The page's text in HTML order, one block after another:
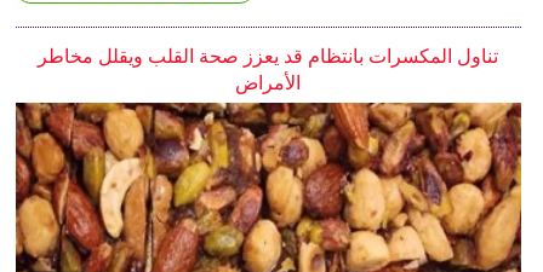
تناول المكسرات بانتظام قد يعزز صحة القلب ويقلل مخاطر
الأمراض